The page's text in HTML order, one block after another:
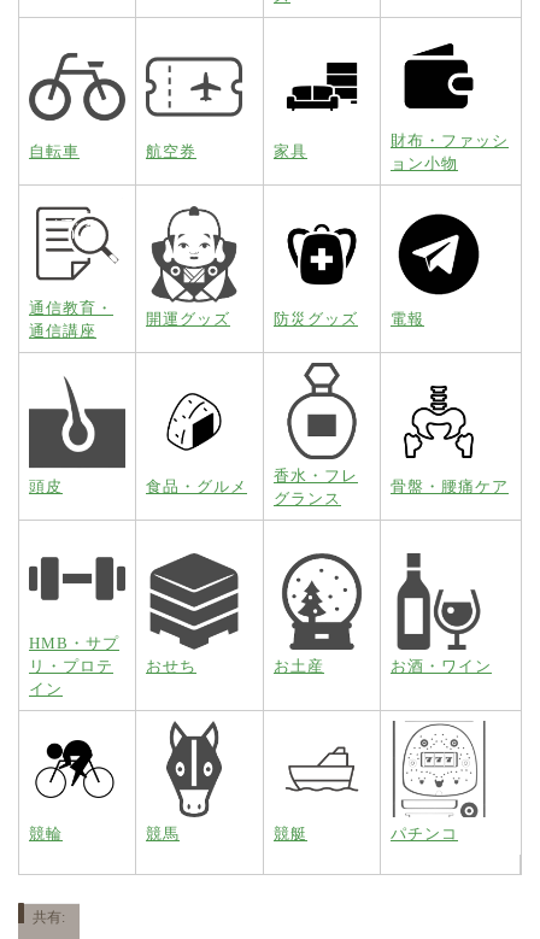
自転車 航空券 家具
財布・ファッシ
ョン小物
通信教育・
通信講座
開運グッズ 防災グッズ 電報
頭皮 食品・グルメ
香水・フレ
グランス
骨盤・腰痛ケア
HMB・サプ
リ・プロテ
イン
おせち お土産 お酒・ワイン
競輪 競馬 競艇 パチンコ
共有: